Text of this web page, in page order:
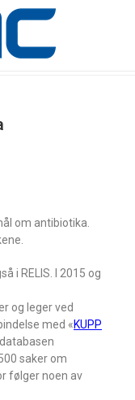
om antibiotika.
i RELIS. I 2015 og
og leger ved
med «KUPP
databasen
saker om
følger noen av